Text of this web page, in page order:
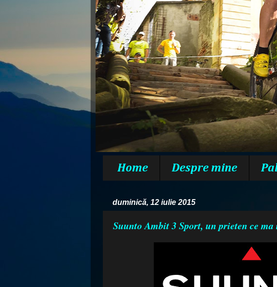
Home Despre mine
duminică, 12 iulie 2015
Suunto Ambit 3 Sport, un prieten ce